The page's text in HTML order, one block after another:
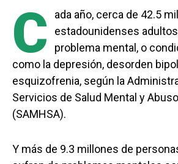
C
ada año, cerca de 42.5
estadounidenses
problema mental, o
como la depresión, desorden
esquizofrenia, según la
Servicios de Salud Mental y
(SAMHSA).
Y más de 9.3 millones de